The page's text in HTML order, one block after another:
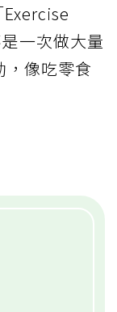
一次做大量
，像吃零食